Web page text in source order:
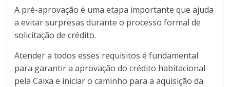
A pré-aprovação é uma etapa importante que ajuda
a evitar surpresas durante o processo formal de
solicitação de crédito.
Atender a todos esses requisitos é fundamental
para garantir a aprovação do crédito habitacional
pela Caixa e iniciar o caminho para a aquisição da